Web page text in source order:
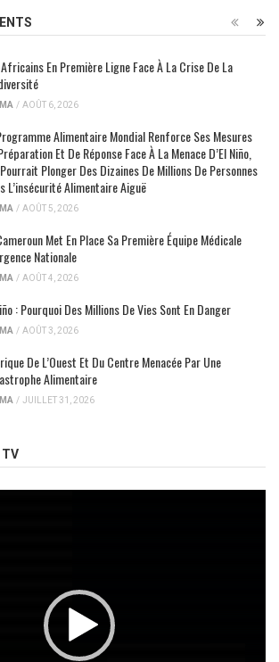
En Première Ligne Face À La Crise De La
/ AOÛT 6, 2026
Alimentaire Mondial Renforce Ses Mesures
Et De Réponse Face À La Menace D’El Niño,
Plonger Des Dizaines De Millions De Personnes
L’insécurité Alimentaire Aiguë
/ AOÛT 5, 2026
Met En Place Sa Première Équipe Médicale
Nationale
/ AOÛT 4, 2026
: Pourquoi Des Millions De Vies Sont En Danger
/ AOÛT 3, 2026
De L’Ouest Et Du Centre Menacée Par Une
Alimentaire
/ JUILLET 31, 2026
TV